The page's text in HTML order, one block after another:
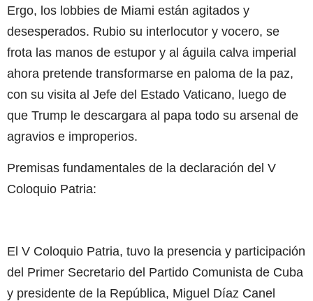
Ergo, los lobbies de Miami están agitados y
desesperados. Rubio su interlocutor y vocero, se
frota las manos de estupor y al águila calva imperial
ahora pretende transformarse en paloma de la paz,
con su visita al Jefe del Estado Vaticano, luego de
que Trump le descargara al papa todo su arsenal de
agravios e improperios.
Premisas fundamentales de la declaración del V
Coloquio Patria:
El V Coloquio Patria, tuvo la presencia y participación
del Primer Secretario del Partido Comunista de Cuba
y presidente de la República, Miguel Díaz Canel